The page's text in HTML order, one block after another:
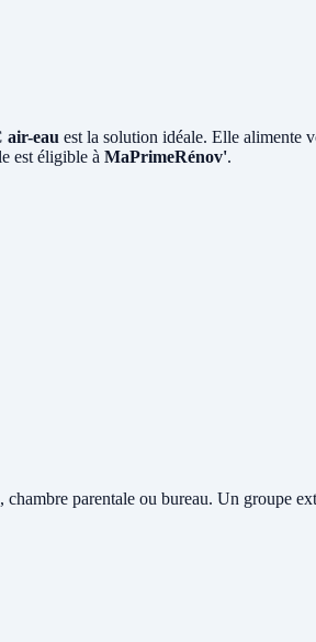
air-eau est la solution idéale. Elle alimente
est éligible à MaPrimeRénov'.
chambre parentale ou bureau. Un groupe